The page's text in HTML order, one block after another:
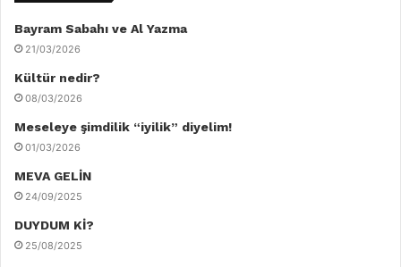
Bayram Sabahı ve Al Yazma
21/03/2026
Kültür nedir?
08/03/2026
Meseleye şimdilik “iyilik” diyelim!
01/03/2026
MEVA GELİN
24/09/2025
DUYDUM Kİ?
25/08/2025